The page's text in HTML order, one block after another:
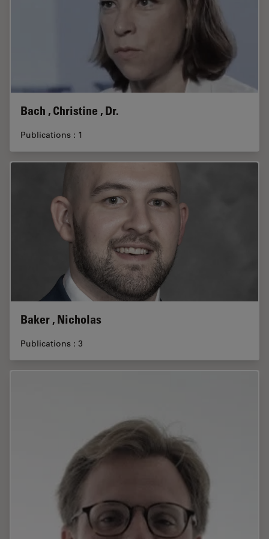
Bach , Christine , Dr.
Publications : 1
Baker , Nicholas
Publications : 3